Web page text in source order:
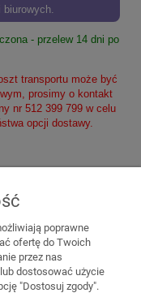
biurowych.
- przelew 14 dni po
transportu może być
prosimy o kontakt
nr 512 399 799 w celu
opcji dostawy.
poprawne
ofertę do Twoich
przez nas
dostosować użycie
"Dostosuj zgody".